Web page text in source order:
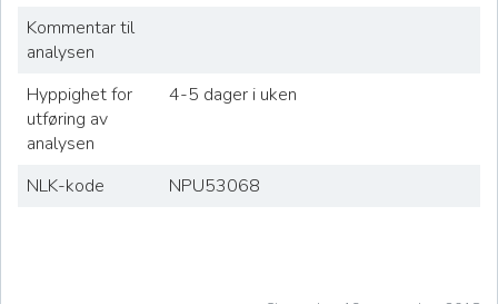
Kommentar til
analysen
Hyppighet for
utføring av
analysen
4-5 dager i uken
NLK-kode NPU53068